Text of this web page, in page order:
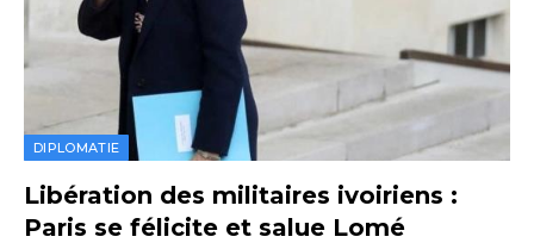
DIPLOMATIE
Libération des militaires ivoiriens :
Paris se félicite et salue Lomé